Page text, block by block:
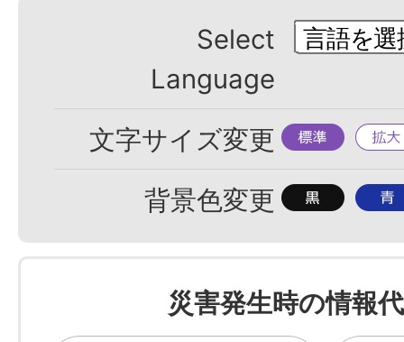
Select
Language
文字サイズ変更 標
準
拡
大
背景色変更 背
色
を
黒
背
色
を
青
災害発生時の情報